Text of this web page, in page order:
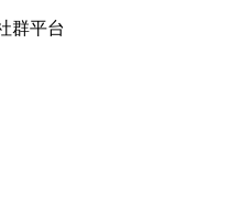
群平台